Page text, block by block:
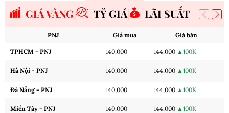
GIÁ VÀNG TỶ GIÁ LÃI SUẤT
PNJ Giá mua Giá bán
TPHCM - PNJ 140,000 144,000 ▲100K
Hà Nội - PNJ 140,000 144,000 ▲100K
Đà Nẵng - PNJ 140,000 144,000 ▲100K
Miền Tây - PNJ 140,000 144,000 ▲100K